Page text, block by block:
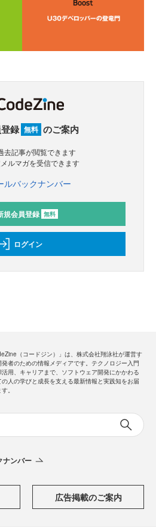
録 無料 のご案内
去記事が閲覧できます
メルマガを受信できます
ルバックナンバー
規会員登録 無料
ログイン
（コードジン）」は、株式会社翔泳社が運営す
発者のための情報メディアです。テクノロジー入門
用、キャリアまで、ソフトウェア開発にかかわる
の人の学びと成長を支える最新情報と実践知をお届
。
ナンバー
広告掲載のご案内